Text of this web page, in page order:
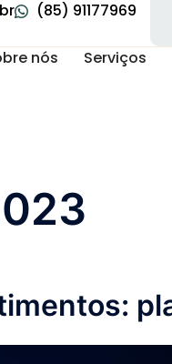
(85) 91177969
nós Serviços